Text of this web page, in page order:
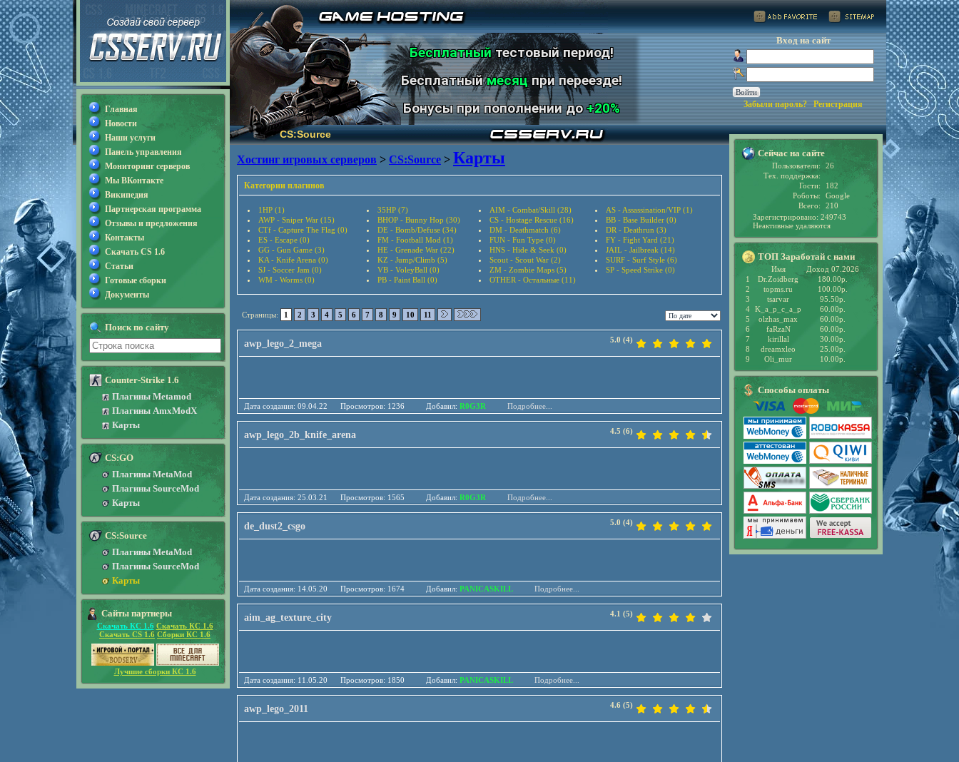
CS:Source
Бесплатныйтестовый период!
Бесплатныймесяцпри переезде!
Бонусы при пополнении до+20%
Хостинг игровых серверов > CS:Source > Карты
Категории плагинов
1HP (1) 35HP (7) AIM - Combat/Skill (28)
AS - Assassination/VIP (1)
AWP - Sniper War (15)
BHOP - Bunny Hop (30) CS - Hostage Rescue (16)
BB - Base Builder (0)
CTf - Capture The Flag (0)
DE - Bomb/Defuse (34) DM - Deathmatch (6)
DR - Deathrun (3)
ES - Escape (0)
FM - Football Mod (1) FUN - Fun Type (0)
FY - Fight Yard (21)
GG - Gun Game (3)
HE - Grenade War (22) HNS - Hide & Seek (0)
JAIL - Jailbreak (14)
KA - Knife Arena (0)
KZ - Jump/Climb (5) Scout - Scout War (2)
SURF - Surf Style (6)
SJ - Soccer Jam (0)
VB - VoleyBall (0) ZM - Zombie Maps (5)
SP - Speed Strike (0)
WM - Worms (0)
PB - Paint Ball (0) OTHER - Остальные (11)
Страницы: 1 2 3 4 5 6 7 8 9 10 11
awp_lego_2_mega 5.0 (4)
Дата создания: 09.04.22 Просмотров: 1236 Добавил: R0G3R Подробнее...
awp_lego_2b_knife_arena 4.5 (6)
Дата создания: 25.03.21 Просмотров: 1565 Добавил: R0G3R Подробнее...
de_dust2_csgo 5.0 (4)
Дата создания: 14.05.20 Просмотров: 1674 Добавил: PANICASKILL Подробнее...
aim_ag_texture_city 4.1 (5)
Дата создания: 11.05.20 Просмотров: 1850 Добавил: PANICASKILL Подробнее...
awp_lego_2011 4.6 (5)
Главная
Новости
Наши услуги
Панель управления
Мониторинг серверов
Мы ВКонтакте
Википедия
Партнерская программа
Отзывы и предложения
Контакты
Скачать CS 1.6
Статьи
Готовые сборки
Документы
Поиск по сайту
Counter-Strike 1.6
Плагины Metamod
Плагины AmxModX
Карты
CS:GO
Плагины MetaMod
Плагины SourceMod
Карты
CS:Source
Плагины MetaMod
Плагины SourceMod
Карты
Сайты партнеры
Скачать КС 1.6 Скачать КС 1.6
Скачать CS 1.6 Сборки КС 1.6
Лучшие сборки КС 1.6
Вход на сайт
Забыли пароль? Регистрация
Сейчас на сайте
Пользователи:
26
Тех. поддержка:
Гости:
182
Роботы:
Google
Всего:
210
Зарегистрировано: 249743
Неактивные удаляются
ТОП Заработай с нами
Имя
Доход 07.2026
1
Dr.Zoidberg
180.00р.
2
topms.ru
100.00р.
3
tsarvar
95.50р.
4 K_a_p_c_a_p
60.00р.
5
olzhas_max
60.00р.
6
faRzaN
60.00р.
7
kirillal
30.00р.
8
dreamxleo
25.00р.
9
Oli_mur 10.00р.
Способы оплаты